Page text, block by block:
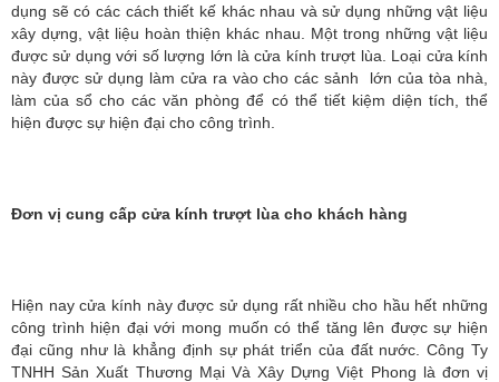
dụng sẽ có các cách thiết kế khác nhau và sử dụng những vật liệu
xây dựng, vật liệu hoàn thiện khác nhau. Một trong những vật liệu
được sử dụng với số lượng lớn là cửa kính trượt lùa. Loại cửa kính
này được sử dụng làm cửa ra vào cho các sảnh lớn của tòa nhà,
làm của sổ cho các văn phòng để có thể tiết kiệm diện tích, thể
hiện được sự hiện đại cho công trình.
Đơn vị cung cấp cửa kính trượt lùa cho khách hàng
Hiện nay cửa kính này được sử dụng rất nhiều cho hầu hết những
công trình hiện đại với mong muốn có thể tăng lên được sự hiện
đại cũng như là khẳng định sự phát triển của đất nước. Công Ty
TNHH Sản Xuất Thương Mại Và Xây Dựng Việt Phong là đơn vị